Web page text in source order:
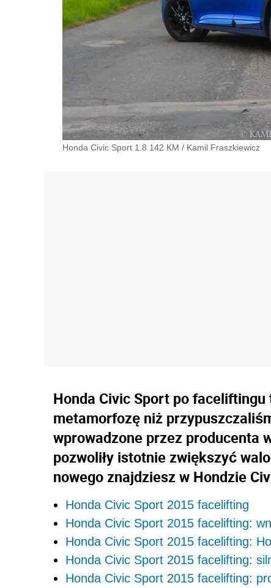
Honda Civic Sport 1.8 142 KM / Kamil Fraszkiewicz
Honda Civic Sport po
metamorfozę niż
wprowadzone przez producenta
pozwoliły istotnie zwiększyć
nowego znajdziesz w Hondzie
Honda Civic Sport 2015 facelifting
Honda Civic Sport 2015 facelifting:
Honda Civic Sport 2015 facelifting:
Honda Civic Sport 2015 facelifting:
Honda Civic Sport 2015 facelifting: